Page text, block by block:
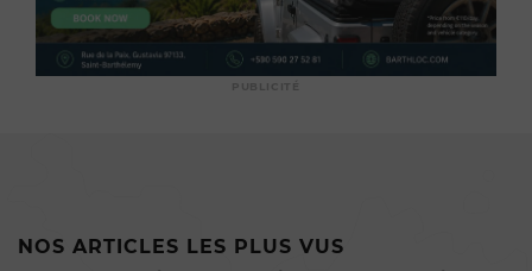
PUBLICITÉ
NOS ARTICLES LES PLUS VUS